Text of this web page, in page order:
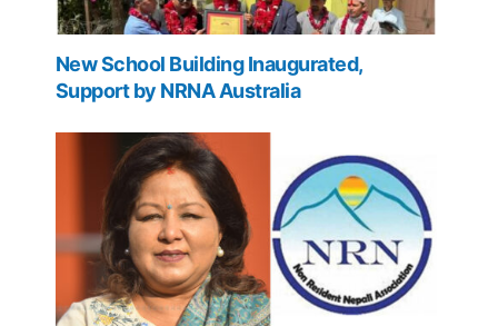
New School Building Inaugurated,
Support by NRNA Australia